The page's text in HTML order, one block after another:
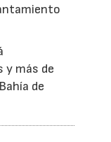
y más de
de